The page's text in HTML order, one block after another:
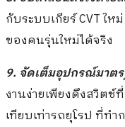
กับระบบเกียร์ CVT ใ
ของคนรุ่นใหม่ได้จริง
9. จัดเต็มอุปกรณ์มาต
งานง่ายเพียงดึงสวิตช์
เทียบเท่ารถยุโรป ที่ท